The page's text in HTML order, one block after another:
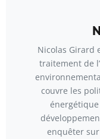
Nicolas Girard
traitement de
couvre les
enquêter